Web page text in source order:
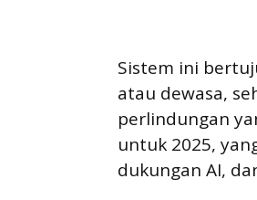
Sistem ini
atau dewasa,
perlindungan
untuk 2025,
dukungan AI,